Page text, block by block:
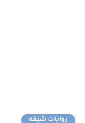
روايات شيقه